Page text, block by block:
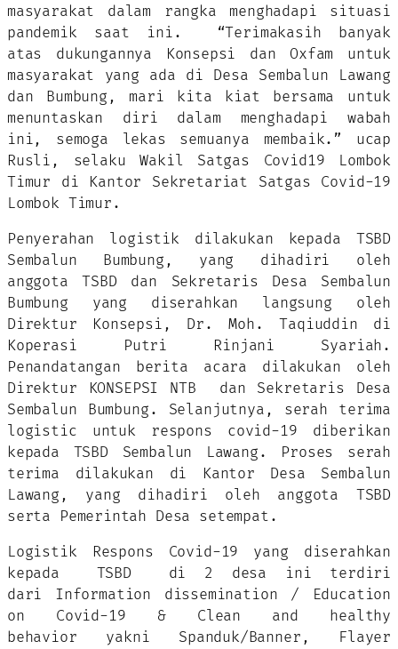
masyarakat dalam rangka menghadapi situasi
pandemik saat ini. “Terimakasih banyak
atas dukungannya Konsepsi dan Oxfam untuk
masyarakat yang ada di Desa Sembalun Lawang
dan Bumbung, mari kita kiat bersama untuk
menuntaskan diri dalam menghadapi wabah
ini, semoga lekas semuanya membaik.” ucap
Rusli, selaku Wakil Satgas Covid19 Lombok
Timur di Kantor Sekretariat Satgas Covid-19
Lombok Timur.
Penyerahan logistik dilakukan kepada TSBD
Sembalun Bumbung, yang dihadiri oleh
anggota TSBD dan Sekretaris Desa Sembalun
Bumbung yang diserahkan langsung oleh
Direktur Konsepsi, Dr. Moh. Taqiuddin di
Koperasi Putri Rinjani Syariah.
Penandatangan berita acara dilakukan oleh
Direktur KONSEPSI NTB dan Sekretaris Desa
Sembalun Bumbung. Selanjutnya, serah terima
logistic untuk respons covid-19 diberikan
kepada TSBD Sembalun Lawang. Proses serah
terima dilakukan di Kantor Desa Sembalun
Lawang, yang dihadiri oleh anggota TSBD
serta Pemerintah Desa setempat.
Logistik Respons Covid-19 yang diserahkan
kepada TSBD di 2 desa ini terdiri
dari Information dissemination / Education
on Covid-19 & Clean and healthy
behavior yakni Spanduk/Banner, Flayer